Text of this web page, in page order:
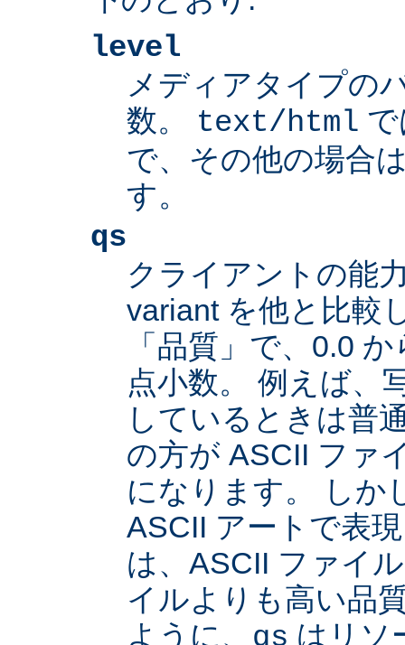
level
メディアタイプの
数。 text/html
で、その他の場合
す。
qs
クライアントの能
variant を他と比較
「品質」で、0.0
点小数。 例えば、
しているときは普
の方が ASCII ファ
になります。 しか
ASCII アートで表
は、ASCII ファイ
イルよりも高い品
ように、 qs はリソ